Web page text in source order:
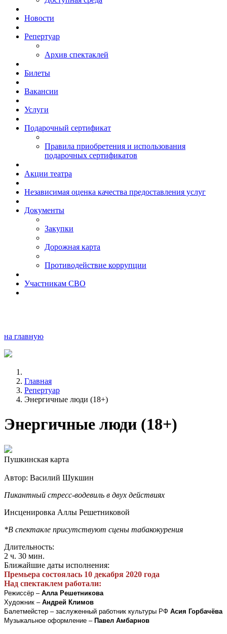
Новости
Репертуар
Архив спектаклей
Билеты
Вакансии
Услуги
Подарочный сертификат
Правила приобретения и использования
подарочных сертификатов
Акции театра
Независимая оценка качества предоставления услуг
Документы
Закупки
Дорожная карта
Противодействие коррупции
Участникам СВО
на главную
Главная
Репертуар
Энергичные люди (18+)
Энергичные люди (18+)
Пушкинская карта
Автор: Василий Шукшин
Пикантный стресс-водевиль в двух действиях
Инсценировка Аллы Решетниковой
*В спектакле присутствуют сцены табакокурения
Длительность:
2 ч. 30 мин.
Ближайшие даты исполнения:
Премьера состоялась 10 декабря 2020 года
Над спектаклем работали:
Режиссёр –Алла Решетникова
Художник – Андрей Климов
Балетмейстер – заслуженный работник культуры РФ Асия Горбачёва
Музыкальное оформление –Павел Амбарнов